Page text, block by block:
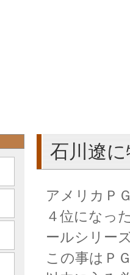
石川遼
アメリカＰ
４位になっ
ールシリー
この事はＰ